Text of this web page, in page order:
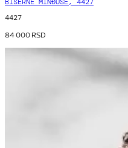
BISERNE MINĐUŠE, 4427
4427
84 000RSD